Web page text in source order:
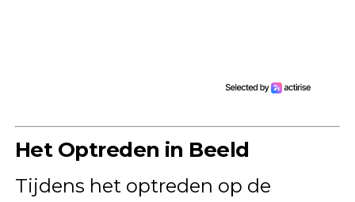
Het Optreden in Beeld
Tijdens het optreden op de